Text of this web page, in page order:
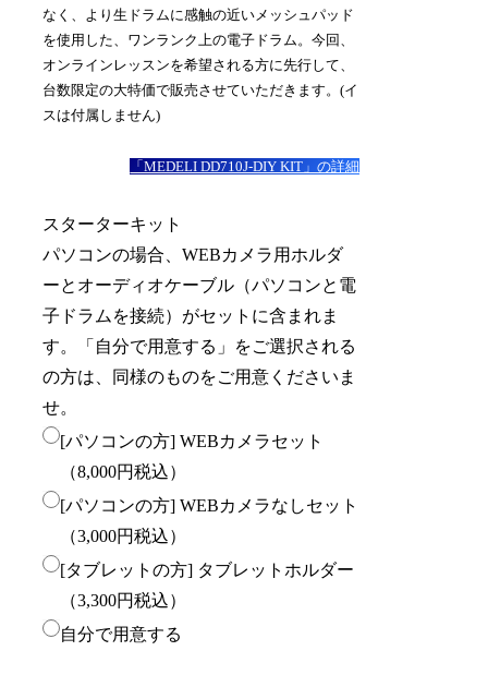
なく、より生ドラムに感触の近いメッシュパッド
を使用した、ワンランク上の電子ドラム。今回、
オンラインレッスンを希望される方に先行して、
台数限定の大特価で販売させていただきます。(イ
スは付属しません)
「MEDELI DD710J-DIY KIT」の詳細
スターターキット
パソコンの場合、WEBカメラ用ホルダ
ーとオーディオケーブル（パソコンと電
子ドラムを接続）がセットに含まれま
す。「自分で用意する」をご選択される
の方は、同様のものをご用意くださいま
せ。
[パソコンの方] WEBカメラセット
（8,000円税込）
[パソコンの方] WEBカメラなしセット
（3,000円税込）
[タブレットの方] タブレットホルダー
（3,300円税込）
自分で用意する